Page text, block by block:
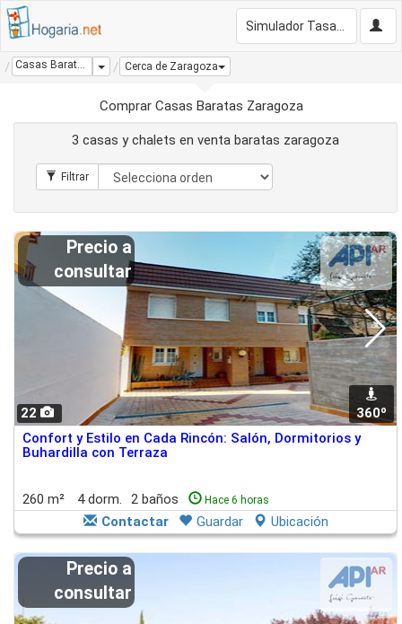
Casas Baratas Zaragoza Dropdown
Cerca de Zaragoza
Comprar Casas Baratas Zaragoza
3 casas y chalets en venta baratas zaragoza
22 360º
Precio a
consultar
Confort y Estilo en Cada Rincón: Salón, Dormitorios y
Buhardilla con Terraza
260 m² 4 dorm. 2 baños Hace 6 horas
Contactar Guardar Ubicación
Precio a
consultar